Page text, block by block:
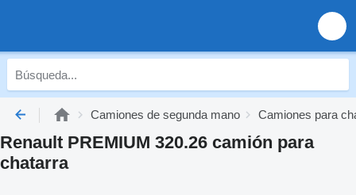
Camiones de segunda mano Camiones para
Renault PREMIUM 320.26 camión para
chatarra